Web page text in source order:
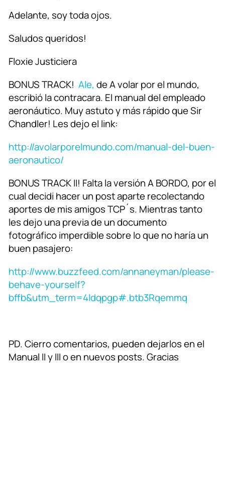
Adelante, soy toda ojos.
Saludos queridos!
Floxie Justiciera
BONUS TRACK! Ale, de A volar por el mundo,
escribió la contracara. El manual del empleado
aeronáutico. Muy astuto y más rápido que Sir
Chandler! Les dejo el link:
http://avolarporelmundo.com/manual-del-buen-
aeronautico/
BONUS TRACK II! Falta la versión A BORDO, por el
cual decidi hacer un post aparte recolectando
aportes de mis amigos TCP´s. Mientras tanto
les dejo una previa de un documento
fotográfico imperdible sobre lo que no haría un
buen pasajero:
http://www.buzzfeed.com/annaneyman/please-
behave-yourself?
bffb&utm_term=4ldqpgp#.btb3Rqemmq
PD. Cierro comentarios, pueden dejarlos en el
Manual II y III o en nuevos posts. Gracias